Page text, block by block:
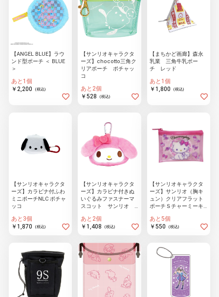
【ANGEL BLUE】ラウ
ンド型ポーチ ＜ BLUE
＞
あと1個
￥2,200
(税込)
【サンリオキャラクタ
ーズ】chocotto三角ク
リアポーチ ポチャッ
コ
あと2個
￥528
(税込)
【まちかど画廊】森永
乳業 三角牛乳ポー
チ レッド
あと1個
￥1,800
(税込)
【サンリオキャラクタ
ーズ】カラビナ付ふわ
ミニポーチNLC ポチャ
ッコ
あと3個
￥1,870
(税込)
【サンリオキャラクタ
ーズ】カラビナ付きぬ
いぐるみファスナーマ
スコット サンリオ
あと2個
￥1,408
(税込)
【サンリオキャラクタ
ーズ】サンリオ（胸キ
ュン）クリアフラット
ポーチＳチャーミーキ
あと5個
￥550
(税込)